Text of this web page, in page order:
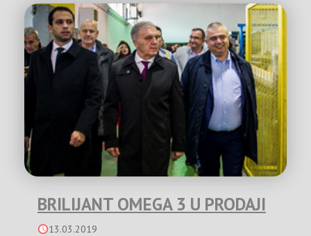
BRILIJANT OMEGA 3 U PRODAJI
13.03.2019